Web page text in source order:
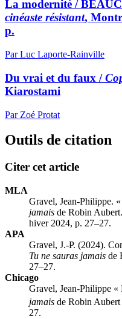
La modernité /
cinéaste résistant,
p.
Par Luc Laporte-Rainville
Du vrai et du faux /
Kiarostami
Par Zoé Protat
Outils de citation
Citer cet article
MLA
Gravel, Jean-Philippe.
jamais de Robin
hiver 2024, p. 27–27.
APA
Gravel, J.-P. (2024).
Tu ne sauras jamais de
27–27.
Chicago
Gravel, Jean-Philippe «
jamais de Robin Aubert
27.